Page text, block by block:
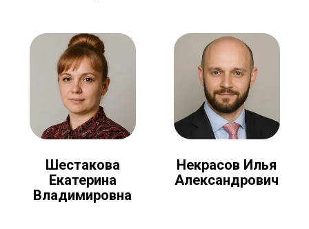
Шестакова
Екатерина
Владимировна
Некрасов Илья
Александрович